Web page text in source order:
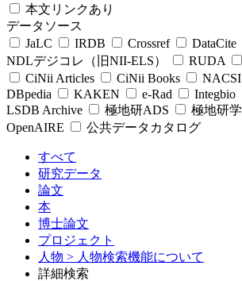
本文リンクあり
データソース
JaLC
IRDB Crossref DataCite
NDLデジコレ（旧NII-ELS）
RUDA
CiNii Articles
CiNii Books
DBpedia
KAKEN e-Rad Integbio
LSDB Archive
極地研ADS
極地研
OpenAIRE
公共データカタログ
すべて
研究データ
論文
本
博士論文
プロジェクト
人物 > 人物検索機能について
詳細検索